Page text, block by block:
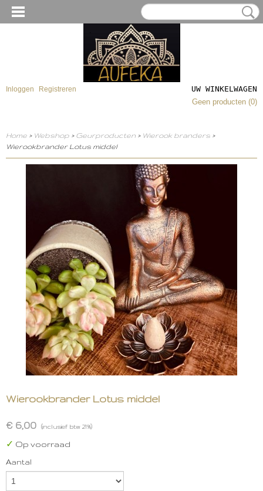
Inloggen Registreren
UW WINKELWAGEN
Geen producten (0)
Home > Webshop > Geurproducten > Wierook branders >
Wierookbrander Lotus middel
Wierookbrander Lotus middel
€ 6,00 (inclusief btw 21%)
✓ Op voorraad
Aantal